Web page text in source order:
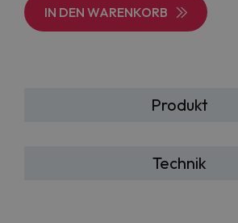
IN DEN WARENKORB
Produkt
Technik